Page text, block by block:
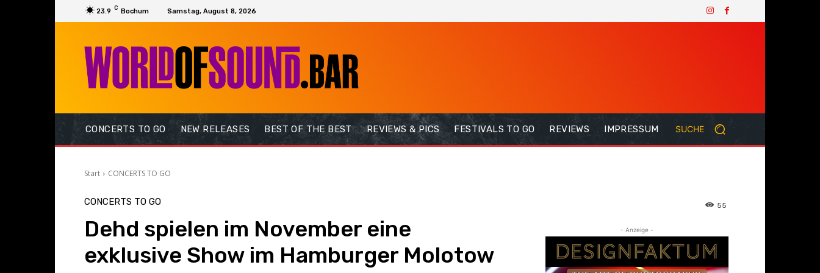
23.9 C Bochum Samstag, August 8, 2026
CONCERTS TO GO NEW RELEASES BEST OF THE BEST REVIEWS & PICS FESTIVALS TO GO REVIEWS IMPRESSUM SUCHE
Start CONCERTS TO GO
CONCERTS TO GO
Dehd spielen im November eine
exklusive Show im Hamburger Molotow
55
- Anzeige -